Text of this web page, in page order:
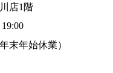
店1階
末年始休業）